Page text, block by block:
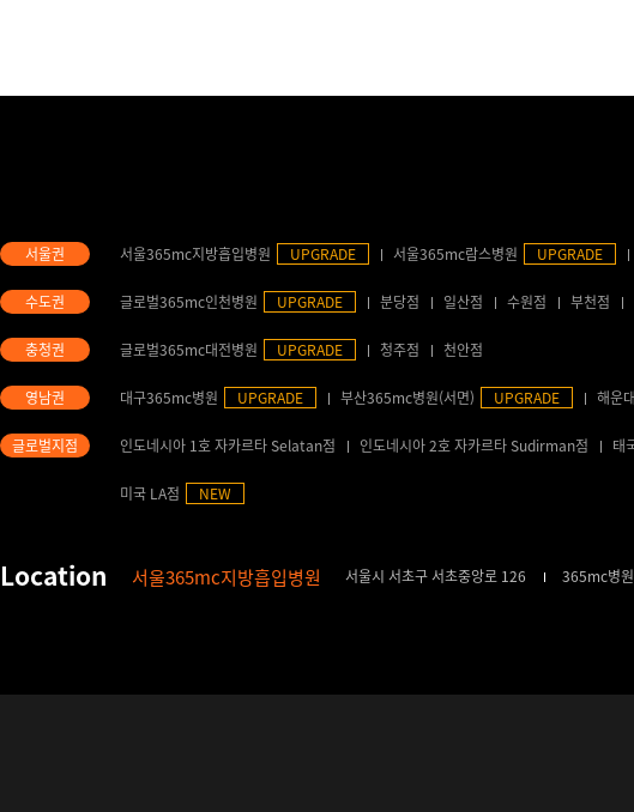
서울365mc지방흡입병원 UPGRADE 서울365mc람스병원 UPGRADE
글로벌365mc인천병원 UPGRADE 분당점 일산점 수원점 부천점
글로벌365mc대전병원 UPGRADE 청주점 천안점
대구365mc병원 UPGRADE 부산365mc병원(서면) UPGRADE 해운
인도네시아 1호 자카르타 Selatan점 인도네시아 2호 자카르타 Sudirman점 태
미국 LA점 NEW
서울365mc지방흡입병원 서울시 서초구 서초중앙로 126 365mc병원